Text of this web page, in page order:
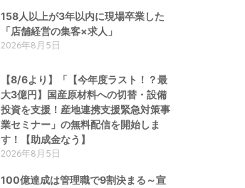
158人以上が3年以内に現場卒業した
「店舗経営の集客×求人」
2026年8月5日
【8/6より】「【今年度ラスト！？最
大3億円】国産原材料への切替・設備
投資を支援！産地連携支援緊急対策事
業セミナー」の無料配信を開始しま
す！【助成金なう】
2026年8月5日
100億達成は管理職で9割決まる～宣